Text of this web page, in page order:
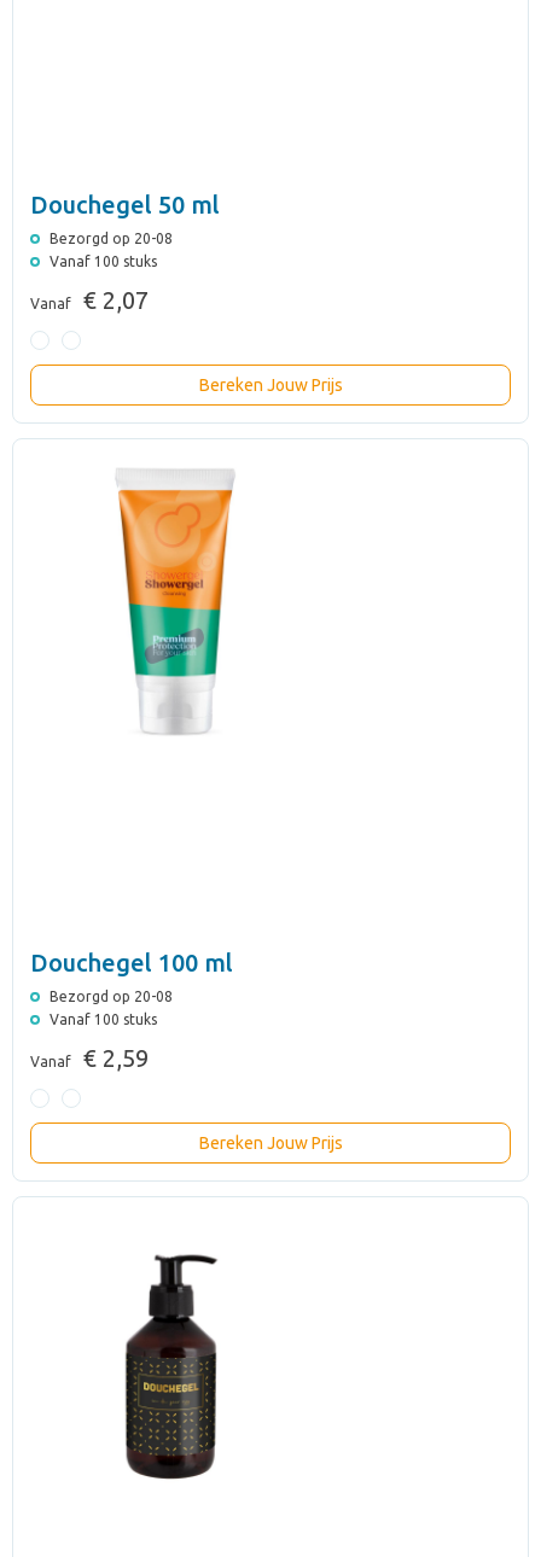
Douchegel 50 ml
Bezorgd op 20-08
Vanaf 100 stuks
Vanaf € 2,07
Bereken Jouw Prijs
Douchegel 100 ml
Bezorgd op 20-08
Vanaf 100 stuks
Vanaf € 2,59
Bereken Jouw Prijs